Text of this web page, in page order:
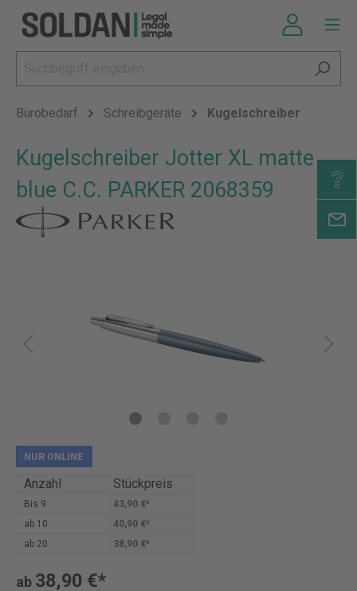
Bürobedarf Schreibgeräte Kugelschreiber
Kugelschreiber Jotter XL matte
blue C.C. PARKER 2068359
NUR ONLINE
Anzahl Stückpreis
Bis 9
43,90 €*
ab 10
40,90 €*
ab 20 38,90 €*
ab 38,90 €*